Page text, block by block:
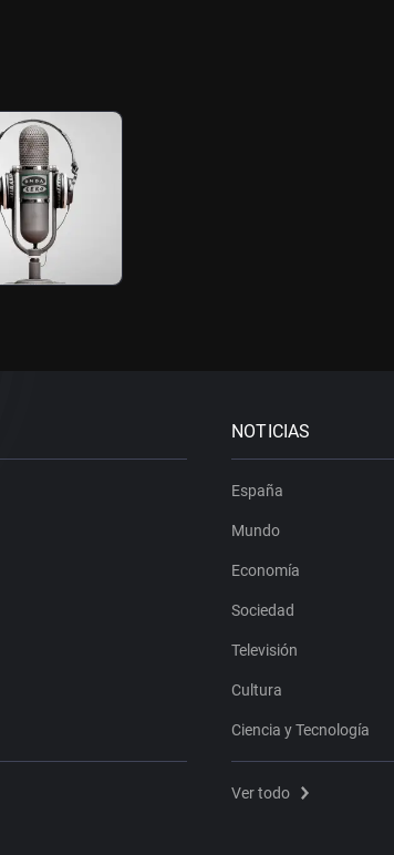
NOTICIAS
España
Mundo
Economía
Sociedad
Televisión
Cultura
Ciencia y Tecnología
Ver todo